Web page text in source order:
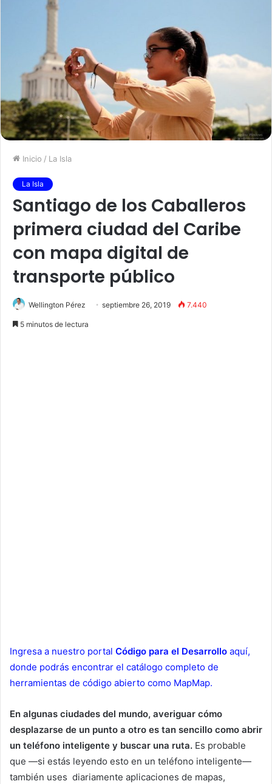
Inicio / La Isla
La Isla
Santiago de los Caballeros
primera ciudad del Caribe
con mapa digital de
transporte público
Wellington Pérez septiembre 26, 2019 7.440
5 minutos de lectura
Ingresa a nuestro portal Código para el Desarrollo aquí,
donde podrás encontrar el catálogo completo de
herramientas de código abierto como MapMap.
En algunas ciudades del mundo, averiguar cómo
desplazarse de un punto a otro es tan sencillo como abrir
un teléfono inteligente y buscar una ruta. Es probable
que —si estás leyendo esto en un teléfono inteligente—
también uses diariamente aplicaciones de mapas,